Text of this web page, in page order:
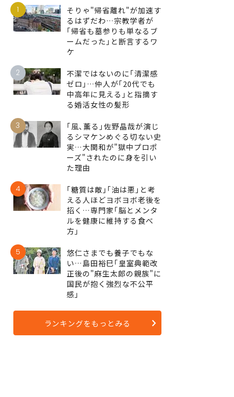
1
そりゃ"帰省離れ"が加速す
るはずだわ…宗教学者が
｢帰省も墓参りも単なるブ
ームだった｣と断言するワ
ケ
2
不潔ではないのに｢清潔感
ゼロ｣…仲人が｢20代でも
中高年に見える｣と指摘す
る婚活女性の髪形
3
｢風､薫る｣佐野晶哉が演じ
るシマケンめぐる切ない史
実…大関和が"獄中プロポ
ーズ"されたのに身を引い
た理由
4
｢糖質は敵｣｢油は悪｣と考
える人ほどヨボヨボ老後を
招く…専門家｢脳とメンタ
ルを健康に維持する食べ
方｣
5
悠仁さまでも養子でもな
い…島田裕巳｢皇室典範改
正後の"麻生太郎の親族"に
国民が抱く強烈な不公平
感｣
ランキングをもっとみる